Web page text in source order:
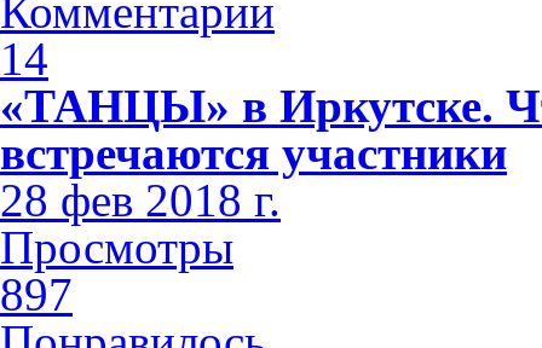
Комментарии
14
«ТАНЦЫ» в Иркутске.
встречаются участники
28 фев 2018 г.
Просмотры
897